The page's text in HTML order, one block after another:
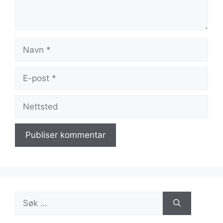
post
etter: